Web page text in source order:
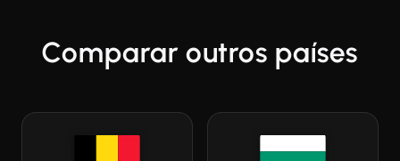
Comparar outros países